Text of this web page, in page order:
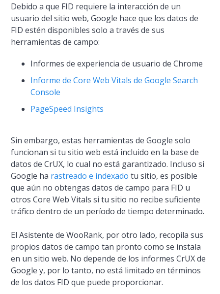
Debido a que FID requiere la interacción de un
usuario del sitio web, Google hace que los datos de
FID estén disponibles solo a través de sus
herramientas de campo:
Informes de experiencia de usuario de Chrome
Informe de Core Web Vitals de Google Search
Console
PageSpeed Insights
Sin embargo, estas herramientas de Google solo
funcionan si tu sitio web está incluido en la base de
datos de CrUX, lo cual no está garantizado. Incluso si
Google ha rastreado e indexado tu sitio, es posible
que aún no obtengas datos de campo para FID u
otros Core Web Vitals si tu sitio no recibe suficiente
tráfico dentro de un período de tiempo determinado.
El Asistente de WooRank, por otro lado, recopila sus
propios datos de campo tan pronto como se instala
en un sitio web. No depende de los informes CrUX de
Google y, por lo tanto, no está limitado en términos
de los datos FID que puede proporcionar.